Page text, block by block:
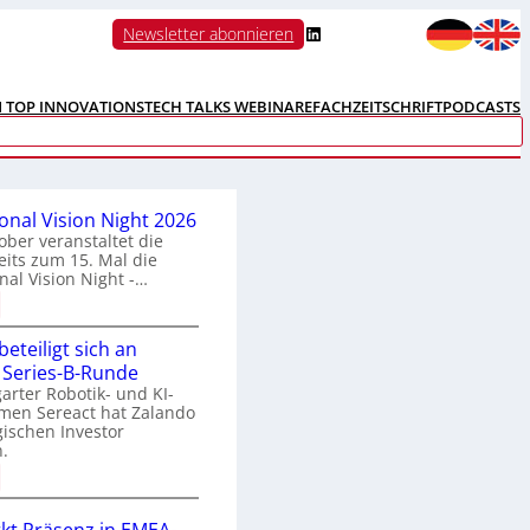
Newsletter abonnieren LinkedIn
TOP INNOVATIONSTECH TALKS WEBINAREFACHZEITSCHRIFTPODCASTS
Vision Night 2026
veranstaltet die
zum 15. Mal die
Vision Night -…
n
sich an
B-Runde
Robotik- und KI-
Sereact hat Zalando
Investor